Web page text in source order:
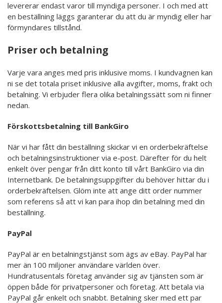
levererar endast varor till myndiga personer. I och med att
en beställning läggs garanterar du att du är myndig eller har
förmyndares tillstånd.
Priser och betalning
Varje vara anges med pris inklusive moms. I kundvagnen kan
ni se det totala priset inklusive alla avgifter, moms, frakt och
betalning. Vi erbjuder flera olika betalningssätt som ni finner
nedan.
Förskottsbetalning till BankGiro
När vi har fått din beställning skickar vi en orderbekräftelse
och betalningsinstruktioner via e-post. Därefter för du helt
enkelt över pengar från ditt konto till vårt BankGiro via din
Internetbank. De betalningsuppgifter du behöver hittar du i
orderbekräftelsen. Glöm inte att ange ditt order nummer
som referens så att vi kan para ihop din betalning med din
beställning.
PayPal
PayPal är en betalningstjänst som ägs av eBay. PayPal har
mer än 100 miljoner användare världen över.
Hundratusentals företag använder sig av tjänsten som är
öppen både för privatpersoner och företag. Att betala via
PayPal går enkelt och snabbt. Betalning sker med ett par